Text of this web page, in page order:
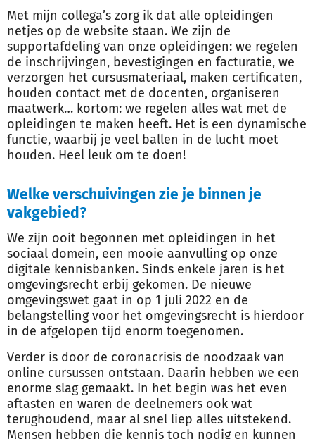
Met mijn collega’s zorg ik dat alle opleidingen
netjes op de website staan. We zijn de
supportafdeling van onze opleidingen: we regelen
de inschrijvingen, bevestigingen en facturatie, we
verzorgen het cursusmateriaal, maken certificaten,
houden contact met de docenten, organiseren
maatwerk… kortom: we regelen alles wat met de
opleidingen te maken heeft. Het is een dynamische
functie, waarbij je veel ballen in de lucht moet
houden. Heel leuk om te doen!
Welke verschuivingen zie je binnen je
vakgebied?
We zijn ooit begonnen met opleidingen in het
sociaal domein, een mooie aanvulling op onze
digitale kennisbanken. Sinds enkele jaren is het
omgevingsrecht erbij gekomen. De nieuwe
omgevingswet gaat in op 1 juli 2022 en de
belangstelling voor het omgevingsrecht is hierdoor
in de afgelopen tijd enorm toegenomen.
Verder is door de coronacrisis de noodzaak van
online cursussen ontstaan. Daarin hebben we een
enorme slag gemaakt. In het begin was het even
aftasten en waren de deelnemers ook wat
terughoudend, maar al snel liep alles uitstekend.
Mensen hebben die kennis toch nodig en kunnen